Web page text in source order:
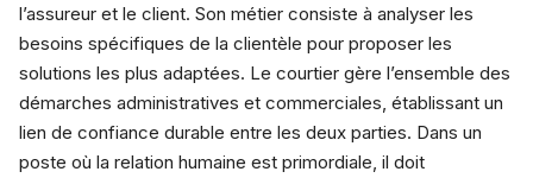
l’assureur et le client. Son métier consiste à analyser les
besoins spécifiques de la clientèle pour proposer les
solutions les plus adaptées. Le courtier gère l’ensemble des
démarches administratives et commerciales, établissant un
lien de confiance durable entre les deux parties. Dans un
poste où la relation humaine est primordiale, il doit